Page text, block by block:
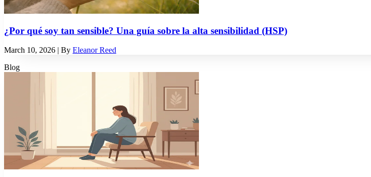
¿Por qué soy tan sensible? Una guía sobre la alta sensibilidad (HSP)
March 10, 2026 | By Eleanor Reed
Blog